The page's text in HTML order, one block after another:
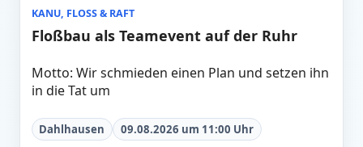
KANU, FLOSS & RAFT
Floßbau als Teamevent auf der Ruhr
Motto: Wir schmieden einen Plan und setzen ihn
in die Tat um
Dahlhausen 09.08.2026 um 11:00 Uhr